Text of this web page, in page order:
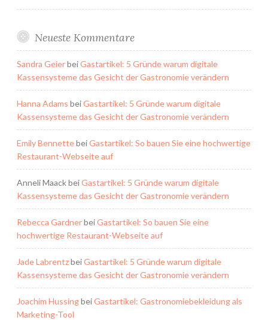
Neueste Kommentare
Sandra GeierbeiGastartikel: 5 Gründe warum digitale
Kassensysteme das Gesicht der Gastronomie verändern
Hanna Adams beiGastartikel: 5 Gründe warum digitale
Kassensysteme das Gesicht der Gastronomie verändern
Emily BennettebeiGastartikel: So bauen Sie eine hochwertige
Restaurant-Webseite auf
Anneli MaackbeiGastartikel: 5 Gründe warum digitale
Kassensysteme das Gesicht der Gastronomie verändern
Rebecca GardnerbeiGastartikel: So bauen Sie eine
hochwertige Restaurant-Webseite auf
Jade LabrentzbeiGastartikel: 5 Gründe warum digitale
Kassensysteme das Gesicht der Gastronomie verändern
Joachim HussingbeiGastartikel: Gastronomiebekleidung als
Marketing-Tool